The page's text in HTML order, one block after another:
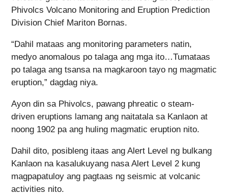
Phivolcs Volcano Monitoring and Eruption Prediction
Division Chief Mariton Bornas.
“Dahil mataas ang monitoring parameters natin,
medyo anomalous po talaga ang mga ito…Tumataas
po talaga ang tsansa na magkaroon tayo ng magmatic
eruption,” dagdag niya.
Ayon din sa Phivolcs, pawang phreatic o steam-
driven eruptions lamang ang naitatala sa Kanlaon at
noong 1902 pa ang huling magmatic eruption nito.
Dahil dito, posibleng itaas ang Alert Level ng bulkang
Kanlaon na kasalukuyang nasa Alert Level 2 kung
magpapatuloy ang pagtaas ng seismic at volcanic
activities nito.